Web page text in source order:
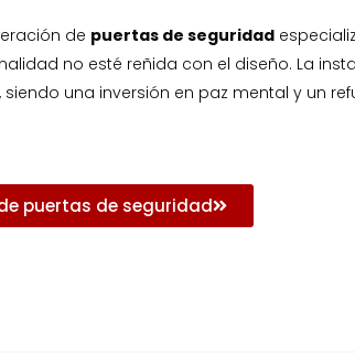
de puertas de seguridad
no esté reñida con el diseño. La
una inversión en paz mental y un
puertas de seguridad